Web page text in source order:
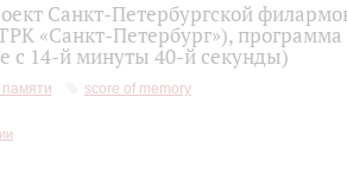
Санкт-Петербургской
«Санкт-Петербург»), программа
с 14-й минуты 40-й секунды)
памяти score of memory